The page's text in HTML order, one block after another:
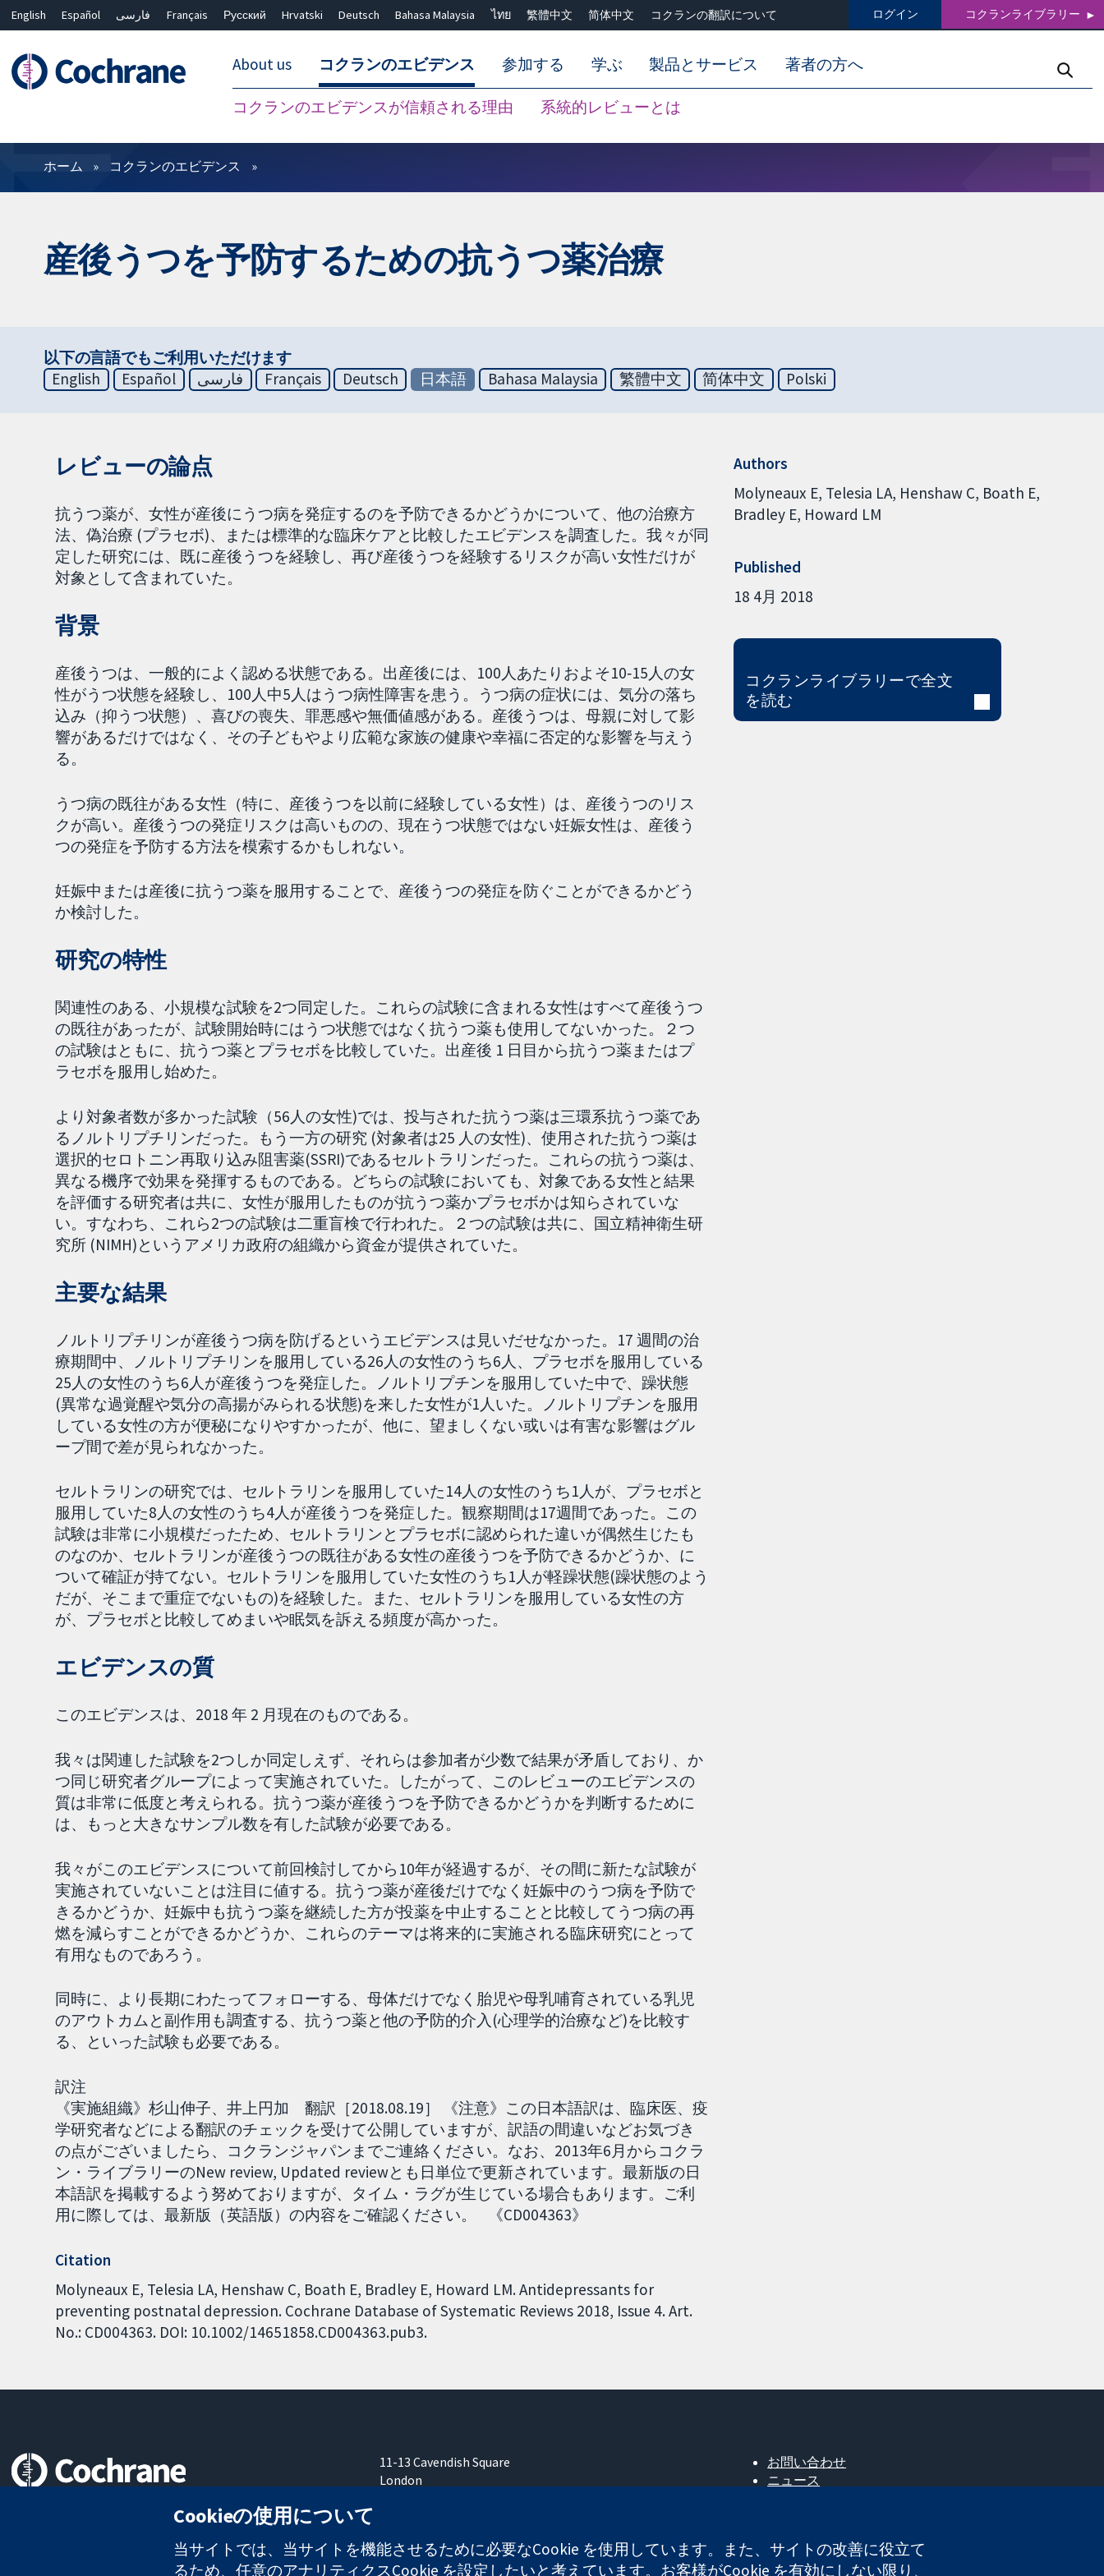
English Español فارسی Français Русский Hrvatski Deutsch Bahasa Malaysia ไทย 繁體中文 简体中文 コクランの翻訳について ログイン コクランライブラリー
About us コクランのエビデンス
コクランのエビデンスが信頼される理由 系統的レビューとは
参加する 学ぶ 製品とサービス 著者の方へ
フィルター
ホーム コクランのエビデンス
産後うつを予防するための抗うつ薬治療
以下の言語でもご利用いただけます
English
Español فارسی Français Deutsch 日本語 Bahasa Malaysia 繁體中文 简体中文 Polski
レビューの論点
抗うつ薬が、女性が産後にうつ病を発症するのを予防できるかどうかについて、他の治療方
法、偽治療 (プラセボ)、または標準的な臨床ケアと比較したエビデンスを調査した。我々が同
定した研究には、既に産後うつを経験し、再び産後うつを経験するリスクが高い女性だけが
対象として含まれていた。
背景
産後うつは、一般的によく認める状態である。出産後には、100人あたりおよそ10‐15人の女
性がうつ状態を経験し、100人中5人はうつ病性障害を患う。うつ病の症状には、気分の落ち
込み（抑うつ状態）、喜びの喪失、罪悪感や無価値感がある。産後うつは、母親に対して影
響があるだけではなく、その子どもやより広範な家族の健康や幸福に否定的な影響を与えう
る。
うつ病の既往がある女性（特に、産後うつを以前に経験している女性）は、産後うつのリス
クが高い。産後うつの発症リスクは高いものの、現在うつ状態ではない妊娠女性は、産後う
つの発症を予防する方法を模索するかもしれない。
妊娠中または産後に抗うつ薬を服用することで、産後うつの発症を防ぐことができるかどう
か検討した。
研究の特性
関連性のある、小規模な試験を2つ同定した。これらの試験に含まれる女性はすべて産後うつ
の既往があったが、試験開始時にはうつ状態ではなく抗うつ薬も使用してないかった。２つ
の試験はともに、抗うつ薬とプラセボを比較していた。出産後 1 日目から抗うつ薬またはプ
ラセボを服用し始めた。
より対象者数が多かった試験（56人の女性)では、投与された抗うつ薬は三環系抗うつ薬であ
るノルトリプチリンだった。もう一方の研究 (対象者は25 人の女性)、使用された抗うつ薬は
選択的セロトニン再取り込み阻害薬(SSRI)であるセルトラリンだった。これらの抗うつ薬は、
異なる機序で効果を発揮するものである。どちらの試験においても、対象である女性と結果
を評価する研究者は共に、女性が服用したものが抗うつ薬かプラセボかは知らされていな
い。すなわち、これら2つの試験は二重盲検で行われた。２つの試験は共に、国立精神衛生研
究所 (NIMH)というアメリカ政府の組織から資金が提供されていた。
主要な結果
ノルトリプチリンが産後うつ病を防げるというエビデンスは見いだせなかった。17 週間の治
療期間中、ノルトリプチリンを服用している26人の女性のうち6人、プラセボを服用している
25人の女性のうち6人が産後うつを発症した。ノルトリプチンを服用していた中で、躁状態
(異常な過覚醒や気分の高揚がみられる状態)を来した女性が1人いた。ノルトリプチンを服用
している女性の方が便秘になりやすかったが、他に、望ましくない或いは有害な影響はグル
ープ間で差が見られなかった。
セルトラリンの研究では、セルトラリンを服用していた14人の女性のうち1人が、プラセボと
服用していた8人の女性のうち4人が産後うつを発症した。観察期間は17週間であった。この
試験は非常に小規模だったため、セルトラリンとプラセボに認められた違いが偶然生じたも
のなのか、セルトラリンが産後うつの既往がある女性の産後うつを予防できるかどうか、に
ついて確証が持てない。セルトラリンを服用していた女性のうち1人が軽躁状態(躁状態のよう
だが、そこまで重症でないもの)を経験した。また、セルトラリンを服用している女性の方
が、プラセボと比較してめまいや眠気を訴える頻度が高かった。
エビデンスの質
このエビデンスは、2018 年 2 月現在のものである。
我々は関連した試験を2つしか同定しえず、それらは参加者が少数で結果が矛盾しており、か
つ同じ研究者グループによって実施されていた。したがって、このレビューのエビデンスの
質は非常に低度と考えられる。抗うつ薬が産後うつを予防できるかどうかを判断するために
は、もっと大きなサンプル数を有した試験が必要である。
我々がこのエビデンスについて前回検討してから10年が経過するが、その間に新たな試験が
実施されていないことは注目に値する。抗うつ薬が産後だけでなく妊娠中のうつ病を予防で
きるかどうか、妊娠中も抗うつ薬を継続した方が投薬を中止することと比較してうつ病の再
燃を減らすことができるかどうか、これらのテーマは将来的に実施される臨床研究にとって
有用なものであろう。
同時に、より長期にわたってフォローする、母体だけでなく胎児や母乳哺育されている乳児
のアウトカムと副作用も調査する、抗うつ薬と他の予防的介入(心理学的治療など)を比較す
る、といった試験も必要である。
訳注
《実施組織》杉山伸子、井上円加 翻訳［2018.08.19］ 《注意》この日本語訳は、臨床医、疫
学研究者などによる翻訳のチェックを受けて公開していますが、訳語の間違いなどお気づき
の点がございましたら、コクランジャパンまでご連絡ください。なお、2013年6月からコクラ
ン・ライブラリーのNew review, Updated reviewとも日単位で更新されています。最新版の日
本語訳を掲載するよう努めておりますが、タイム・ラグが生じている場合もあります。ご利
用に際しては、最新版（英語版）の内容をご確認ください。 《CD004363》
Citation
Molyneaux E, Telesia LA, Henshaw C, Boath E, Bradley E, Howard LM. Antidepressants for
preventing postnatal depression. Cochrane Database of Systematic Reviews 2018, Issue 4. Art.
No.: CD004363. DOI: 10.1002/14651858.CD004363.pub3.
Authors
Molyneaux E Telesia LA Henshaw C Boath E
Bradley E Howard LM
Published
18 4月 2018
コクランライブラリーで全文
を読む
11-13 Cavendish Square
London
お問い合わせ
ニュース
Cochrane Library
Cookieの使用について
当サイトでは、当サイトを機能させるために必要なCookie を使用しています。また、サイトの改善に役立て
るため、任意のアナリティクスCookie を設定したいと考えています。お客様がCookie を有効にしない限り、